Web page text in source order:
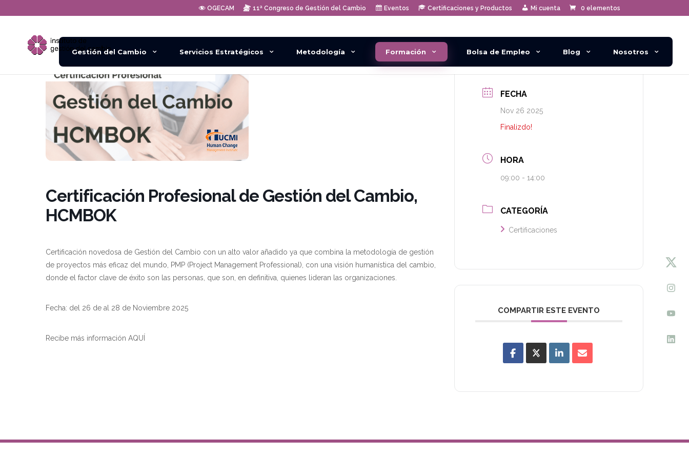
OGECAM 11ª Congreso de Gestión del Cambio Eventos Certificaciones y Productos Mi cuenta 0 elementos
Gestión del Cambio Servicios Estratégicos Metodología Formación Bolsa de Empleo Blog Nosotros
Certificación Profesional de Gestión del Cambio,
HCMBOK
Certificación novedosa de Gestión del Cambio con un alto valor añadido ya que combina la metodología de gestión
de proyectos más eficaz del mundo, PMP (Project Management Professional), con una visión humanística del cambio,
donde el factor clave de éxito son las personas, que son, en definitiva, quienes lideran las organizaciones.
Fecha: del 26 de al 28 de Noviembre 2025
Recibe más información AQUÍ
FECHA
Nov 26 2025
Finalizdo!
HORA
09:00 - 14:00
CATEGORÍA
Certificaciones
COMPARTIR ESTE EVENTO